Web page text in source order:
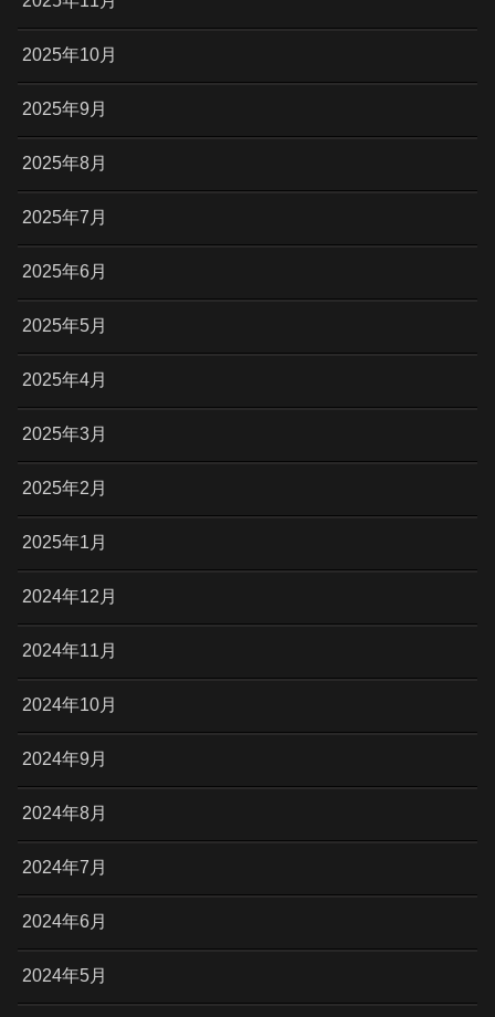
2025年10月
2025年9月
2025年8月
2025年7月
2025年6月
2025年5月
2025年4月
2025年3月
2025年2月
2025年1月
2024年12月
2024年11月
2024年10月
2024年9月
2024年8月
2024年7月
2024年6月
2024年5月